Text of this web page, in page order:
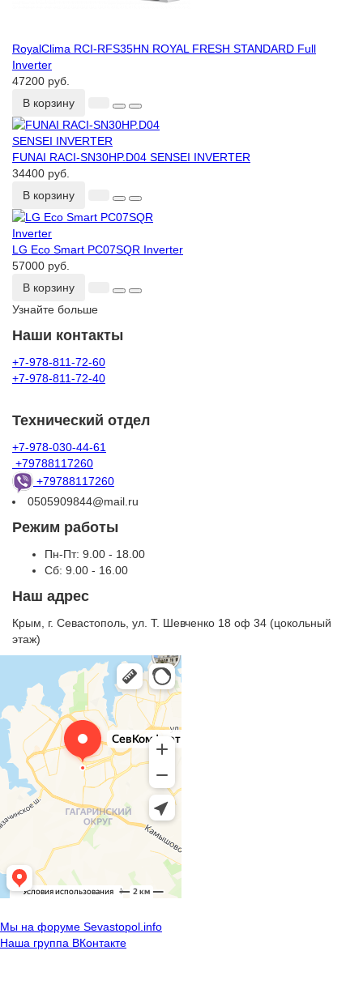
RoyalClima RCI-RFS35HN ROYAL FRESH STANDARD Full
Inverter
47200 руб.
В корзину
FUNAI RACI-SN30HP.D04 SENSEI INVERTER
34400 руб.
В корзину
LG Eco Smart PC07SQR Inverter
57000 руб.
В корзину
Узнайте больше
Наши контакты
+7-978-811-72-60
+7-978-811-72-40
Технический отдел
+7-978-030-44-61
+79788117260
+79788117260
0505909844@mail.ru
Режим работы
Пн-Пт: 9.00 - 18.00
Сб: 9.00 - 16.00
Наш адрес
Крым, г. Севастополь, ул. Т. Шевченко 18 оф 34 (цокольный
этаж)
Мы на форуме Sevastopol.info
Наша группа ВКонтакте